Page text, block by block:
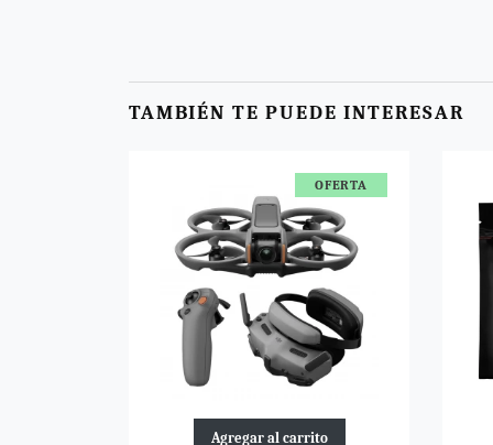
TAMBIÉN TE PUEDE INTERESAR
OFERTA
Agregar al carrito